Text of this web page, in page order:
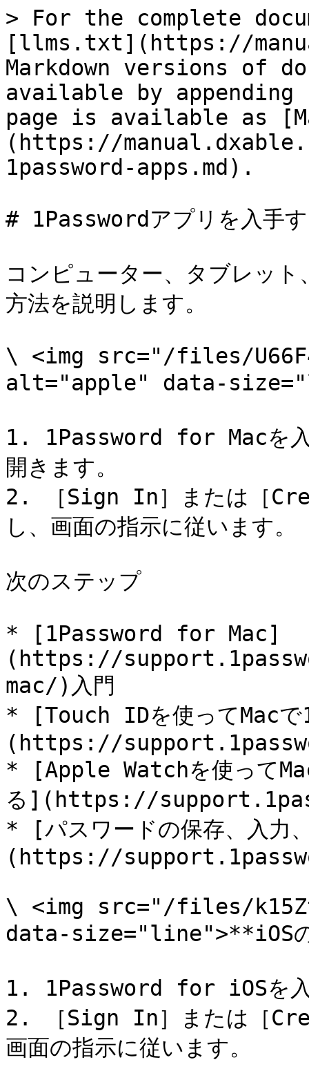
> For the complete
[llms.txt](https://
Markdown versions of
available by
page is available as
(https://
1password-apps.md).
# 1Passwordアプリを入手
コンピューター、タブレッ
方法を説明します。
\ <img src="/files/
alt="apple" data-
1. 1Password for Macを入
開きます。
2. ［Sign In］または［
し、画面の指示に従います。
次のステップ
* [1Password for Mac]
(https://
mac/)入門
* [Touch IDを使ってMacで
(https://
* [Apple Watchを使って
る](https://
* [パスワードの保存、入力
(https://
\ <img src="/files/
data-size="line">**iOSの
1. 1Password for iOSを入
2. ［Sign In］または［
画面の指示に従います。